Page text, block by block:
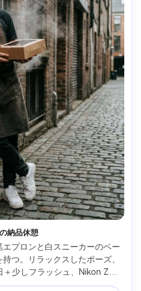
納品休憩
プロンと白スニーカーのベー
つ。リラックスしたポーズ、
少しフラッシュ、Nikon Z6II
トレート、グリティな映画調